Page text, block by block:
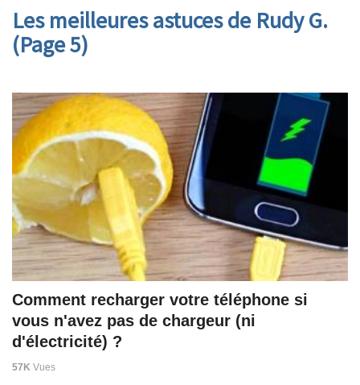
Les meilleures astuces de Rudy G.
(Page 5)
Comment recharger votre téléphone si
vous n'avez pas de chargeur (ni
d'électricité) ?
57K Vues